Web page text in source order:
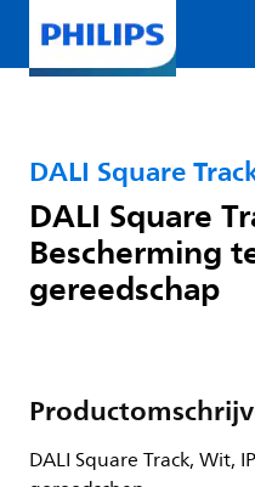
DALI Square
DALI Square
Bescherming
gereedschap
DALI Square Track, Wit,